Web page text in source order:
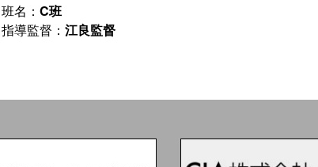
班名： C班
指導監督： 江良監督